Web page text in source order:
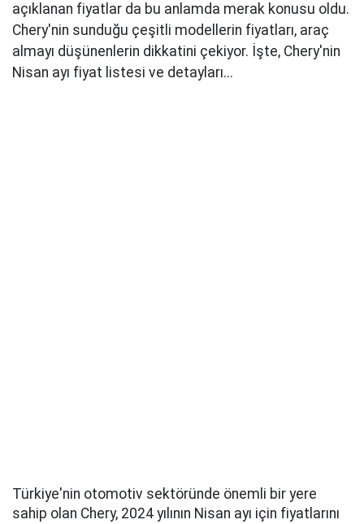
açıklanan fiyatlar da bu anlamda merak konusu oldu.
Chery'nin sunduğu çeşitli modellerin fiyatları, araç
almayı düşünenlerin dikkatini çekiyor. İşte, Chery'nin
Nisan ayı fiyat listesi ve detayları...
Türkiye'nin otomotiv sektöründe önemli bir yere
sahip olan Chery, 2024 yılının Nisan ayı için fiyatlarını